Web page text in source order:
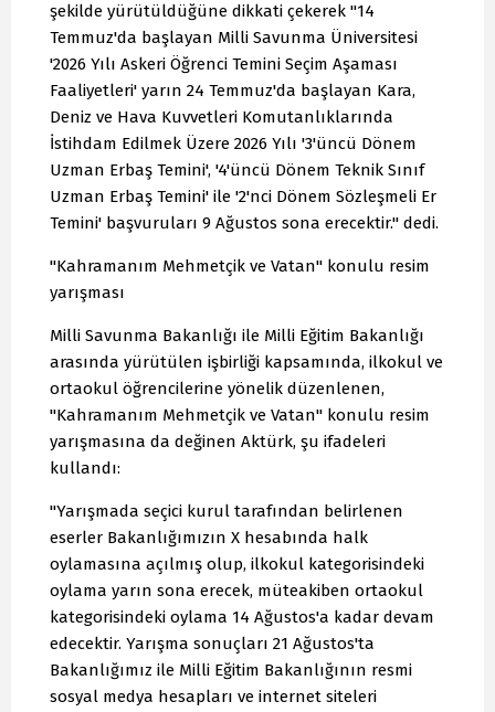
şekilde yürütüldüğüne dikkati çekerek "14
Temmuz'da başlayan Milli Savunma Üniversitesi
'2026 Yılı Askeri Öğrenci Temini Seçim Aşaması
Faaliyetleri' yarın 24 Temmuz'da başlayan Kara,
Deniz ve Hava Kuvvetleri Komutanlıklarında
İstihdam Edilmek Üzere 2026 Yılı '3'üncü Dönem
Uzman Erbaş Temini', '4'üncü Dönem Teknik Sınıf
Uzman Erbaş Temini' ile '2'nci Dönem Sözleşmeli Er
Temini' başvuruları 9 Ağustos sona erecektir." dedi.
"Kahramanım Mehmetçik ve Vatan" konulu resim
yarışması
Milli Savunma Bakanlığı ile Milli Eğitim Bakanlığı
arasında yürütülen işbirliği kapsamında, ilkokul ve
ortaokul öğrencilerine yönelik düzenlenen,
"Kahramanım Mehmetçik ve Vatan" konulu resim
yarışmasına da değinen Aktürk, şu ifadeleri
kullandı:
"Yarışmada seçici kurul tarafından belirlenen
eserler Bakanlığımızın X hesabında halk
oylamasına açılmış olup, ilkokul kategorisindeki
oylama yarın sona erecek, müteakiben ortaokul
kategorisindeki oylama 14 Ağustos'a kadar devam
edecektir. Yarışma sonuçları 21 Ağustos'ta
Bakanlığımız ile Milli Eğitim Bakanlığının resmi
sosyal medya hesapları ve internet siteleri